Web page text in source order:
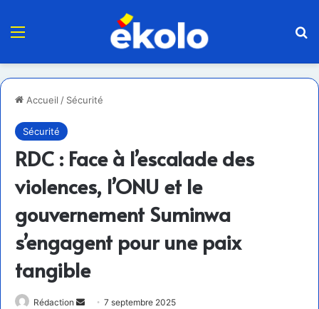
Menu
Accueil / Sécurité
Sécurité
RDC : Face à l’escalade des
violences, l’ONU et le
gouvernement Suminwa
s’engagent pour une paix
tangible
Rédaction
Envoyer7 septembre 2025